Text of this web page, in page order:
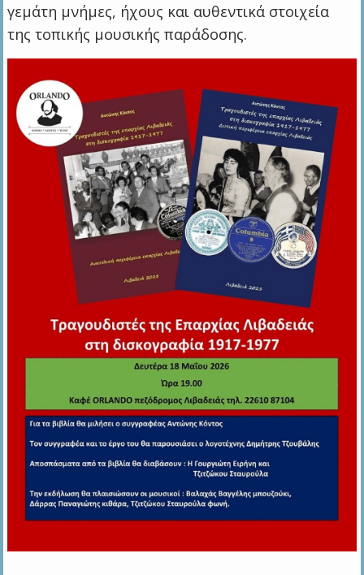
γεμάτη μνήμες, ήχους και αυθεντικά στοιχεία
της τοπικής μουσικής παράδοσης.